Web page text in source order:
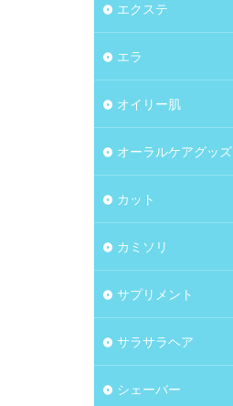
エクステ
エラ
オイリー肌
オーラルケアグッズ
カット
カミソリ
サプリメント
サラサラヘア
シェーバー